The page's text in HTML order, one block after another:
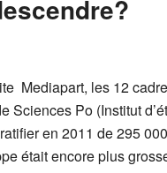
Mediapart, les 12
Sciences Po (Institut
en 2011 de 295
était encore plus